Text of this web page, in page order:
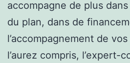
accompagne de plus dans
du plan, dans de
l’accompagnement de
l’aurez compris, l’expert-